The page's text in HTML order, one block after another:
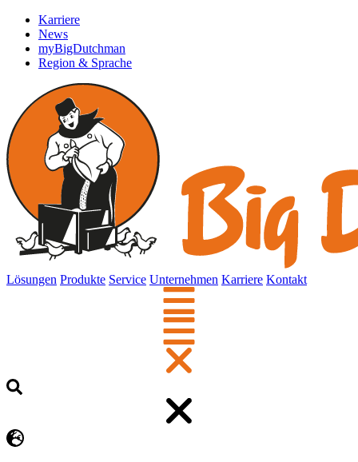
Karriere
News
myBigDutchman
Region & Sprache
Lösungen Produkte Service Unternehmen Karriere Kontakt